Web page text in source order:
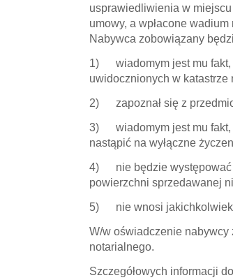
usprawiedliwienia w
umowy, a wpłacone
Nabywca zobowiązany
1) wiadomym jest mu fakt,
uwidocznionych w katastrze
2) zapoznał się z
3) wiadomym jest mu fakt,
nastąpić na wyłączne
4) nie będzie występować
powierzchni sprzedawanej
5) nie wnosi jakichkolwiek
W/w oświadczenie nabywcy
notarialnego.
Szczegółowych informacji